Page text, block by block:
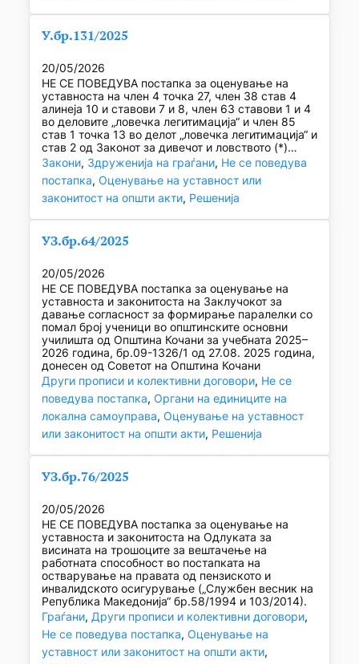
У.бр.131/2025
20/05/2026
НЕ СЕ ПОВЕДУВА постапка за оценување на
уставноста на член 4 точка 27, член 38 став 4
алинеја 10 и ставови 7 и 8, член 63 ставови 1 и 4
во деловите „ловечка легитимација“ и член 85
став 1 точка 13 во делот „ловечка легитимација“ и
став 2 од Законот за дивечот и ловството (*)…
Закони, Здруженија на граѓани, Не се поведува
постапка, Оценување на уставност или
законитост на општи акти, Решенија
УЗ.бр.64/2025
20/05/2026
НЕ СЕ ПОВЕДУВА постапка за оценување на
уставноста и законитоста на Заклучокот за
давање согласност за формирање паралелки со
помал број ученици во општинските основни
училишта од Општина Кочани за учебната 2025–
2026 година, бр.09-1326/1 од 27.08. 2025 година,
донесен од Советот на Општина Кочани
Други прописи и колективни договори, Не се
поведува постапка, Органи на единиците на
локална самоуправа, Оценување на уставност
или законитост на општи акти, Решенија
УЗ.бр.76/2025
20/05/2026
НЕ СЕ ПОВЕДУВА постапка за оценување на
уставноста и законитоста на Одлуката за
висината на трошоците за вештачење на
работната способност во постапката на
остварување на правата од пензиското и
инвалидското осигурување („Службен весник на
Република Македонија“ бр.58/1994 и 103/2014).
Граѓани, Други прописи и колективни договори
Не се поведува постапка, Оценување на
уставност или законитост на општи акти